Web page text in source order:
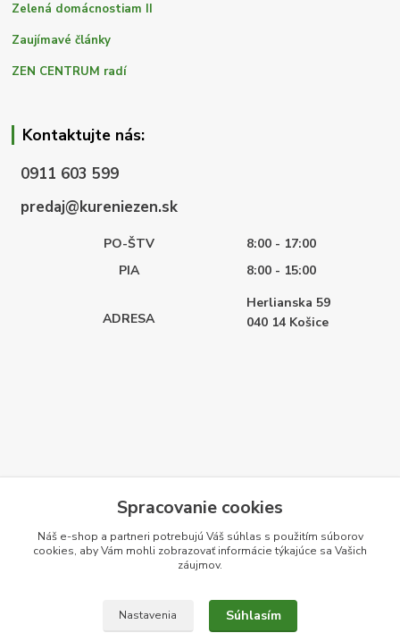
Zelená domácnostiam II
Zaujímavé články
ZEN CENTRUM radí
Kontaktujte nás:
0911 603 599
predaj@kureniezen.sk
PO-ŠTV
8:00 - 17:00
PIA
8:00 - 15:00
ADRESA
Herlianska 59
040 14 Košice
Spracovanie cookies
Náš e-shop a partneri potrebujú Váš súhlas s použitím súborov
cookies, aby Vám mohli zobrazovať informácie týkajúce sa Vašich
záujmov.
Nastavenia Súhlasím